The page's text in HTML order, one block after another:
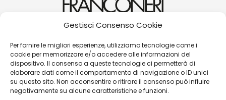
Gestisci Consenso Cookie
Per fornire le migliori esperienze, utilizziamo tecnologie come i
cookie per memorizzare e/o accedere alle informazioni del
dispositivo. Il consenso a queste tecnologie ci permetterà di
elaborare dati come il comportamento di navigazione o ID unici
su questo sito. Non acconsentire o ritirare il consenso può influire
negativamente su alcune caratteristiche e funzioni.
(+39) 0572 70087
Corso Matteotti, 31 - 51016 - Montecatini Terme
(PT)